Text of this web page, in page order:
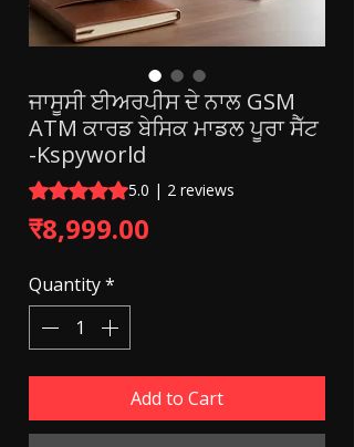
ਜਾਸੂਸੀ ਈਅਰਪੀਸ ਦੇ ਨਾਲ GSM
ATM ਕਾਰਡ ਬੇਸਿਕ ਮਾਡਲ ਪੂਰਾ ਸੈੱਟ
-Kspyworld
Rating is 5.0 out of five stars based on 2
5.0 | 2 reviews
₹8,999.00
Quantity*
Add to Cart